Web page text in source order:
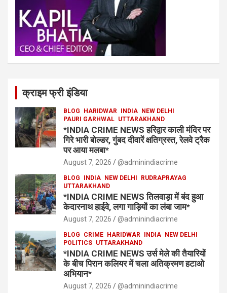
क्राइम फ्री इंडिया
BLOG HARIDWAR INDIA NEW DELHI
PAURI GARHWAL UTTARAKHAND
*INDIA CRIME NEWS हरिद्वार काली मंदिर पर
गिरे भारी बोल्डर, गुंबद दीवारें क्षतिग्रस्त, रेलवे ट्रैक
पर आया मलबा*
August 7, 2026 @adminindiacrime
BLOG INDIA NEW DELHI
RUDRAPRAYAG
UTTARAKHAND
*INDIA CRIME NEWS तिलवाड़ा में बंद हुआ
केदारनाथ हाईवे, लगा गाड़ियों का लंबा जाम*
August 7, 2026 @adminindiacrime
BLOG CRIME HARIDWAR INDIA NEW DELHI
POLITICS UTTARAKHAND
*INDIA CRIME NEWS उर्स मेले की तैयारियों
के बीच पिरान कलियर में चला अतिक्रमण हटाओ
अभियान*
August 7, 2026 @adminindiacrime